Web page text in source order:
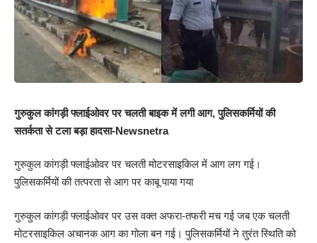
गुरुकुल कांगड़ी फ्लाईओवर पर चलती बाइक में लगी आग, पुलिसकर्मियों की
सतर्कता से टला बड़ा हादसा-Newsnetra
गुरुकुल कांगड़ी फ्लाईओवर पर चलती मोटरसाइकिल में आग लग गई।
पुलिसकर्मियों की तत्परता से आग पर काबू पाया गया
गुरुकुल कांगड़ी फ्लाईओवर पर उस वक्त अफरा-तफरी मच गई जब एक चलती
मोटरसाइकिल अचानक आग का गोला बन गई। पुलिसकर्मियों ने तुरंत स्थिति को